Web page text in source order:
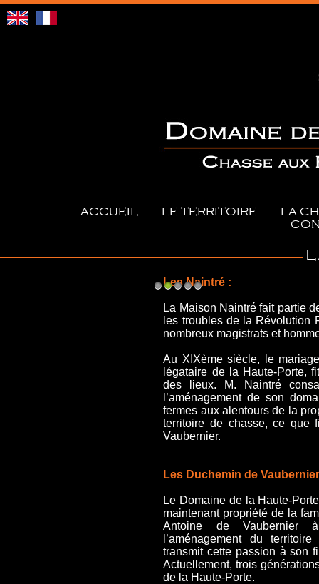
ACCUEIL LE TERRITOIRE
LA
Les Naintré :
La Maison Naintré fait partie
les troubles de la Révolution
nombreux magistrats et
Au XIXème siècle, le
légataire de la Haute-Porte,
des lieux. M. Naintré
l’aménagement de son
fermes aux alentours de la
territoire de chasse, ce
Vaubernier.
Les Duchemin de
Le Domaine de la Haute-Porte
maintenant propriété de la
Antoine de Vaubernierà
l’aménagement du
transmit cette passion à son
Actuellement, trois
de la Haute-Porte.